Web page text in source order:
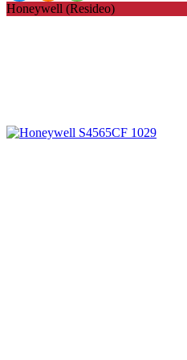
Honeywell (Resideo)